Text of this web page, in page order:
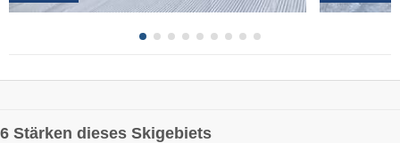
6 Stärken dieses Skigebiets